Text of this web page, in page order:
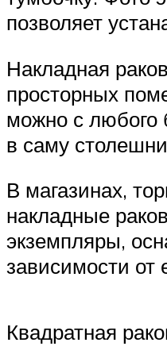
позволяет
Накладная
просторных
можно с любого
в саму
В магазинах,
накладные
экземпляры,
зависимости от
Квадратная